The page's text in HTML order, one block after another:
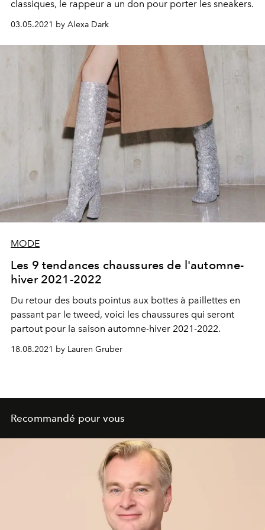
classiques, le rappeur a un don pour porter les sneakers.
03.05.2021 by Alexa Dark
MODE
Les 9 tendances chaussures de l'automne-
hiver 2021-2022
Du retour des bouts pointus aux bottes à paillettes en
passant par le tweed, voici les chaussures qui seront
partout pour la saison automne-hiver 2021-2022.
18.08.2021 by Lauren Gruber
Recommandé pour vous